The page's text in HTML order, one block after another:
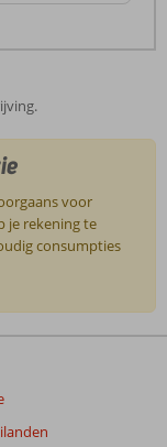
voor
je rekening te
consumpties